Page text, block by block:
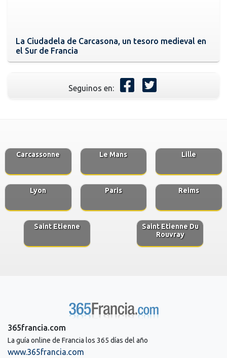
La Ciudadela de Carcasona, un tesoro medieval en
el Sur de Francia
Seguinos en:
Carcassonne Le Mans Lille
Lyon Paris Reims
Saint Etienne
Saint Etienne Du
Rouvray
365francia.com
La guía online de Francia los 365 días del año
www.365francia.com